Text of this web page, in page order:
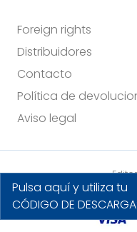
Pulsa aquí y utiliza tu
CÓDIGO DE
Foreign rights
Distribuidores
Contacto
Política de
Aviso legal
Todos los